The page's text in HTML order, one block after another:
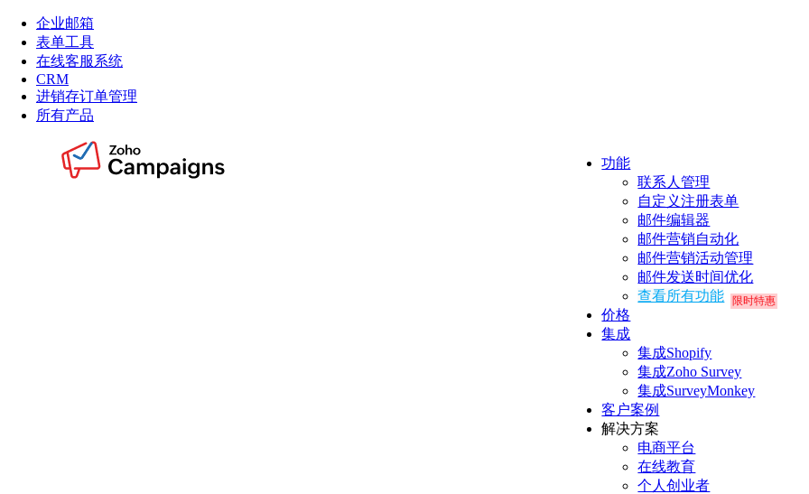
企业邮箱
表单工具
在线客服系统
CRM
进销存订单管理
所有产品
功能
联系人管理
自定义注册表单
邮件编辑器
邮件营销自动化
邮件营销活动管理
邮件发送时间优化
查看所有功能
价格
限时特惠
集成
集成Shopify
集成Zoho Survey
集成SurveyMonkey
客户案例
解决方案
电商平台
在线教育
个人创业者